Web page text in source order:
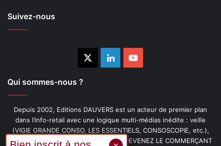
Suivez-nous
LinkedinYouTube
Qui sommes-nous ?
Depuis 2002, Editions DAUVERS est un acteur de premier plan
dans l’info-retail avec une logique multi-médias inédite : veille
(VIGIE GRANDE CONSO, LES ESSENTIELS, CONSOSCOPIE, etc.),
livres (PENSER-CLIENT, IMAGE-PRIX, DEVENEZ LE COMMERÇANT